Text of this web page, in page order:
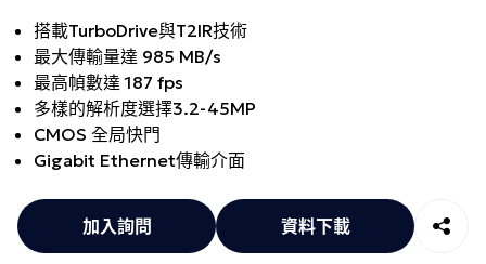
搭載TurboDrive與T2IR技術
最大傳輸量達 985 MB/s
最高幀數達 187 fps
多樣的解析度選擇3.2-45MP
CMOS 全局快門
Gigabit Ethernet傳輸介面
加入詢問 資料下載